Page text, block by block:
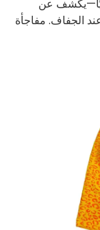
عن
الجفاف. مفاجأة